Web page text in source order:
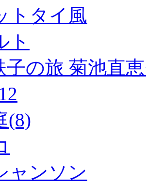
トタイ風
ト
子の旅 菊池直
(8)
ャンソン